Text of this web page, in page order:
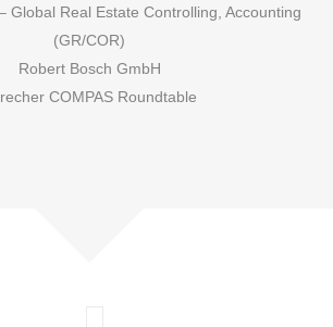
Global Real Estate Controlling, Accounting
(GR/COR)
Robert Bosch GmbH
COMPAS Roundtable